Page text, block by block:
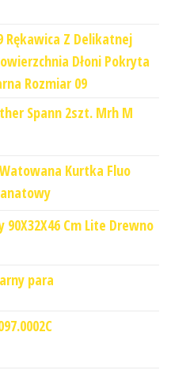
Rękawica Z Delikatnej
Dłoni Pokryta
Rozmiar 09
Spann 2szt. Mrh M
Kurtka Fluo
90X32X46 Cm Lite Drewno
para